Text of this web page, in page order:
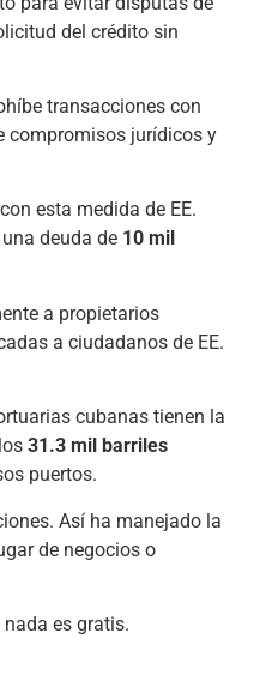
del crédito sin
transacciones con
compromisos jurídicos y
esta medida de EE.
deuda de 10 mil
a propietarios
a ciudadanos de EE.
cubanas tienen la
31.3 mil barriles
puertos.
Así ha manejado la
de negocios o
es gratis.